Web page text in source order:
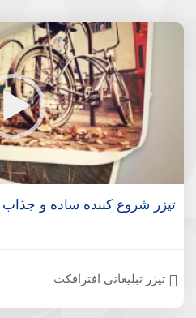
تیزر شروع کننده ساده و جذاب
تیزر تبلیغاتی افترافکت